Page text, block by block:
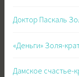
Доктор Паскаль
«Деньги» Золя-
Дамское счастье-